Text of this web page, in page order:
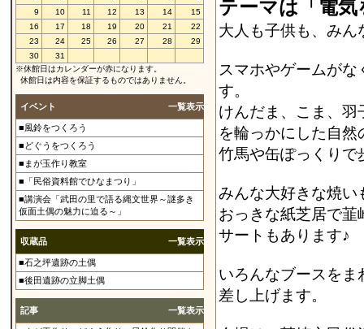
9
10 11 12 13 14
15
16
17 18 19 20 21
22
23
24 25 26 27 28
29
30
31
※休館日はカレンダーが赤になります。
休館日は内容を保証するものではありません。
イベント 一覧表示
■風鈴をつくろう
■どぐうをつくろう
■まが玉作り教室
■「民俗資料館でひなまつり」
■講演会「武田の里で語る縄文世界～謎多き
仮面土偶の魅力に迫る～」
収蔵品 一覧表示
■石之坪遺跡の土偶
■後田遺跡の立脚土偶
記事 一覧表示
テーマは「電
大人も子供も、みん
スマホやゲームが
す。
けんだま、こま、
を輪っかにした自
竹馬や缶ぽっくりで
みんな大好きな焼い
おっきな紙芝居で
サートもあります♪
いろんなブースを
差し上げます。